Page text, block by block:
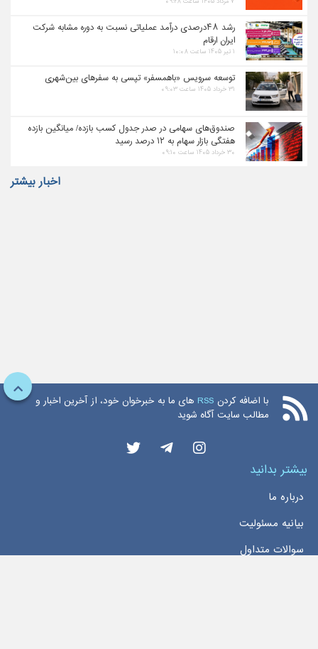
رشد ۴۸درصدی درآمد عملیاتی نسبت به دوره مشابه شرکت
ایران ارقام
۱ تیر ۱۴۰۵ ساعت ۱۰:۰۸
توسعه سرویس «باهمسفر» تپسی به سفرهای بین‌شهری
۳۱ خرداد ۱۴۰۵ ساعت ۰۹:۰۳
صندوق‌های سهامی در صدر جدول کسب بازده/ میانگین بازده
هفتگی بازار سهام به ۱۲ درصد رسید
۳۰ خرداد ۱۴۰۵ ساعت ۰۹:۱۰
اخبار بیشتر
با اضافه کردن RSS های ما به خبرخوان خود، از آخرین اخبار و
مطالب سایت آگاه شوید
بیشتر بدانید
درباره ما
بیانیه مسئولیت
سوالات متداول